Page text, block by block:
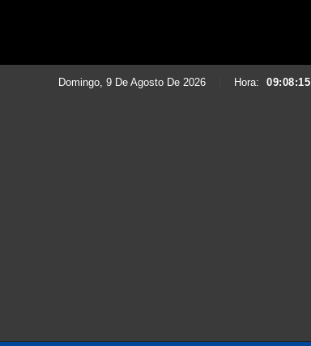
Domingo, 9 De Agosto De 2026 Hora: 09:08:17